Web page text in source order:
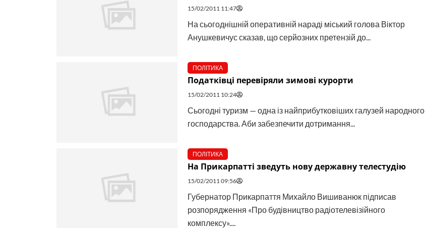
15/02/2011 11:47
На сьогоднішній оперативній нараді міський голова Віктор
Анушкевичус сказав, що серйозних претензій до...
ПОЛІТИКА
Податківці перевіряли зимові курорти
15/02/2011 10:24
Сьогодні туризм — одна із найприбутковіших галузей народного
господарства. Аби забезпечити дотримання...
ПОЛІТИКА
На Прикарпатті зведуть нову державну телестудію
15/02/2011 09:56
Губернатор Прикарпаття Михайло Вишиванюк підписав
розпорядження «Про будівництво радіотелевізійного
комплексу»....